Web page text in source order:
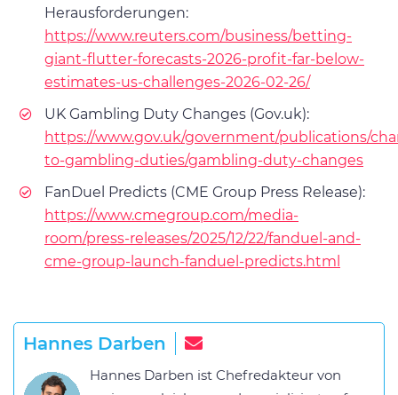
Herausforderungen:
https://www.reuters.com/business/betting-
giant-flutter-forecasts-2026-profit-far-below-
estimates-us-challenges-2026-02-26/
UK Gambling Duty Changes (Gov.uk):
https://www.gov.uk/government/publications/
to-gambling-duties/gambling-duty-changes
FanDuel Predicts (CME Group Press Release):
https://www.cmegroup.com/media-
room/press-releases/2025/12/22/fanduel-and-
cme-group-launch-fanduel-predicts.html
Hannes Darben
Hannes Darben ist Chefredakteur von